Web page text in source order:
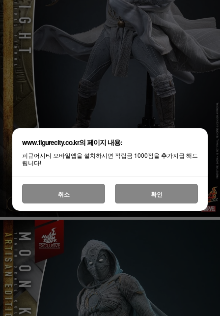
www.figurecity.co.kr의 페이지 내용:
피규어시티 모바일앱을 설치하시면 적립금 1000점을 추가지급 해드
립니다!
취소 확인